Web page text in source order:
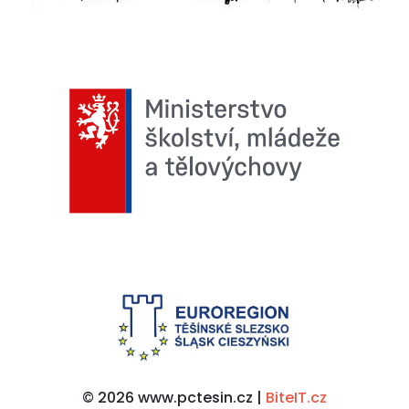
© 2026 www.pctesin.cz | BiteIT.cz